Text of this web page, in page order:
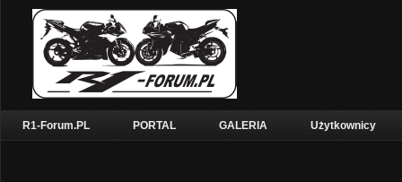
R1-Forum.PL PORTAL GALERIA Użytkownicy